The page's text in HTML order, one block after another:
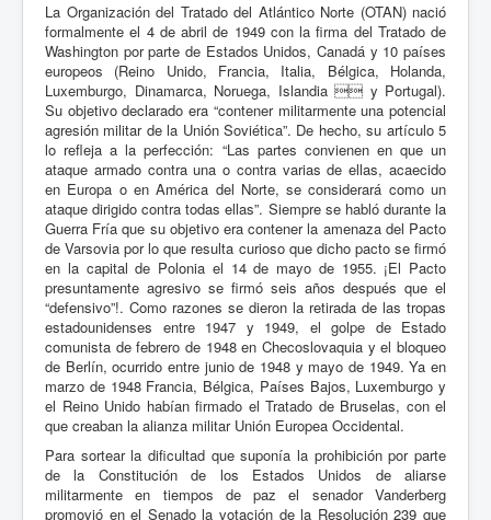
La Organización del Tratado del Atlántico Norte (OTAN) nació
formalmente el 4 de abril de 1949 con la firma del Tratado de
Washington por parte de Estados Unidos, Canadá y 10 países
europeos (Reino Unido, Francia, Italia, Bélgica, Holanda,
Luxemburgo, Dinamarca, Noruega, Islandia  y Portugal).
Su objetivo declarado era “contener militarmente una potencial
agresión militar de la Unión Soviética”. De hecho, su artículo 5
lo refleja a la perfección: “Las partes convienen en que un
ataque armado contra una o contra varias de ellas, acaecido
en Europa o en América del Norte, se considerará como un
ataque dirigido contra todas ellas”. Siempre se habló durante la
Guerra Fría que su objetivo era contener la amenaza del Pacto
de Varsovia por lo que resulta curioso que dicho pacto se firmó
en la capital de Polonia el 14 de mayo de 1955. ¡El Pacto
presuntamente agresivo se firmó seis años después que el
“defensivo”!. Como razones se dieron la retirada de las tropas
estadounidenses entre 1947 y 1949, el golpe de Estado
comunista de febrero de 1948 en Checoslovaquia y el bloqueo
de Berlín, ocurrido entre junio de 1948 y mayo de 1949. Ya en
marzo de 1948 Francia, Bélgica, Países Bajos, Luxemburgo y
el Reino Unido habían firmado el Tratado de Bruselas, con el
que creaban la alianza militar Unión Europea Occidental.
Para sortear la dificultad que suponía la prohibición por parte
de la Constitución de los Estados Unidos de aliarse
militarmente en tiempos de paz el senador Vanderberg
promovió en el Senado la votación de la Resolución 239 que